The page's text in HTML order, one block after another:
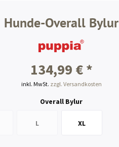
Hunde-Overall Bylur
134,99 € *
inkl. MwSt. zzgl. Versandkosten
Overall Bylur
L XL